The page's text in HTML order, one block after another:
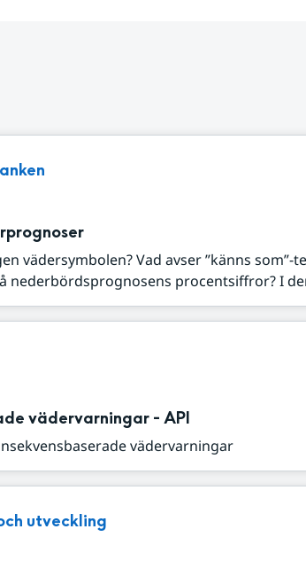
vädersymbolen? Vad avser ”känns som”-
nederbördsprognosens procentsiffror? I
vädervarningar - API
vädervarningar
utveckling